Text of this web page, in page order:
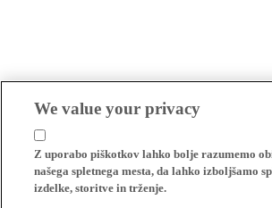
We value your privacy
Z uporabo piškotkov lahko bolje razumemo
našega spletnega mesta, da lahko izboljšamo
izdelke, storitve in trženje.